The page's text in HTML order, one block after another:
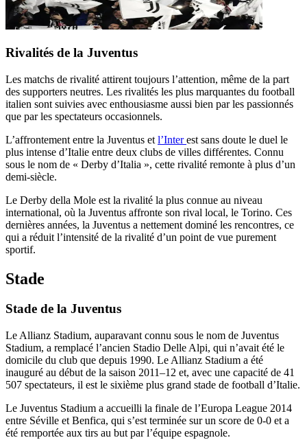
Rivalités de la Juventus
Les matchs de rivalité attirent toujours l’attention, même de la part
des supporters neutres. Les rivalités les plus marquantes du football
italien sont suivies avec enthousiasme aussi bien par les passionnés
que par les spectateurs occasionnels.
L’affrontement entre la Juventus et l’Interest sans doute le duel le
plus intense d’Italie entre deux clubs de villes différentes. Connu
sous le nom de « Derby d’Italia », cette rivalité remonte à plus d’un
demi-siècle.
Le Derby della Mole est la rivalité la plus connue au niveau
international, où la Juventus affronte son rival local, le Torino. Ces
dernières années, la Juventus a nettement dominé les rencontres, ce
qui a réduit l’intensité de la rivalité d’un point de vue purement
sportif.
Stade
Stade de la Juventus
Le Allianz Stadium, auparavant connu sous le nom de Juventus
Stadium, a remplacé l’ancien Stadio Delle Alpi, qui n’avait été le
domicile du club que depuis 1990. Le Allianz Stadium a été
inauguré au début de la saison 2011–12 et, avec une capacité de 41
507 spectateurs, il est le sixième plus grand stade de football d’Italie.
Le Juventus Stadium a accueilli la finale de l’Europa League 2014
entre Séville et Benfica, qui s’est terminée sur un score de 0-0 et a
été remportée aux tirs au but par l’équipe espagnole.